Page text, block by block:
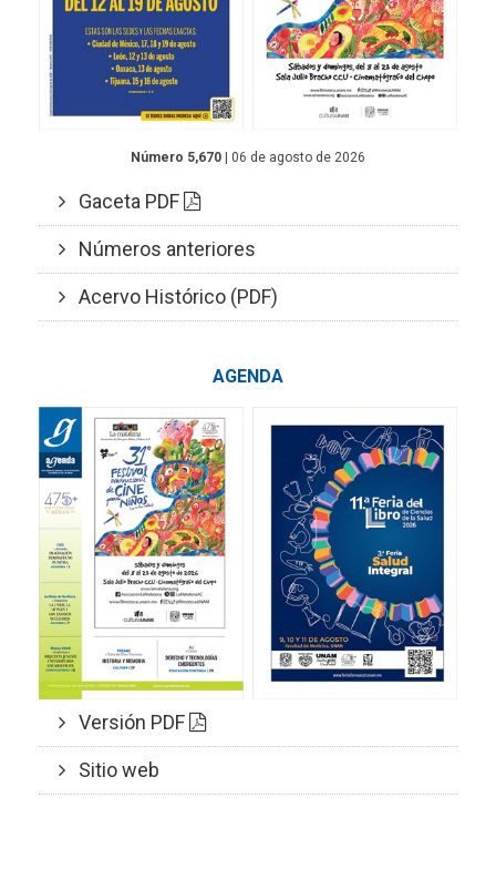
Número 5,670 | 06 de agosto de 2026
Gaceta PDF
Números anteriores
Acervo Histórico (PDF)
AGENDA
Versión PDF
Sitio web